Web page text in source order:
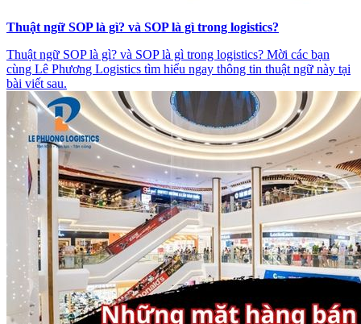
Thuật ngữ SOP là gì? và SOP là gì trong logistics?
Thuật ngữ SOP là gì? và SOP là gì trong logistics? Mời các bạn
cùng Lê Phương Logistics tìm hiểu ngay thông tin thuật ngữ này tại
bài viết sau.